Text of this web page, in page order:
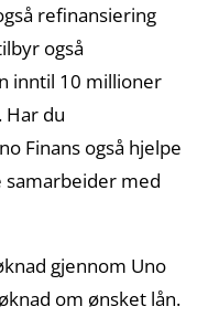
refinansiering
også
inntil 10 millioner
Har du
Finans også hjelpe
samarbeider med
gjennom Uno
om ønsket lån.